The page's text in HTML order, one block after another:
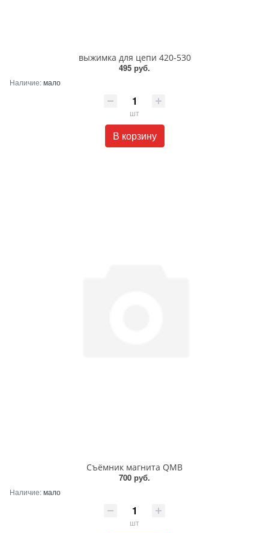
выжимка для цепи 420-530
495 руб.
Наличие:мало
шт
В корзину
Съёмник магнита QMB
700 руб.
Наличие:мало
шт